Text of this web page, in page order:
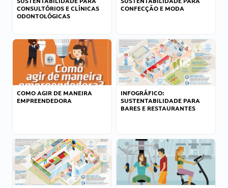
CONSULTÓRIOS E CLÍNICAS
ODONTOLÓGICAS
CONFECÇÃO E MODA
COMO AGIR DE MANEIRA
EMPREENDEDORA
INFOGRÁFICO:
SUSTENTABILIDADE PARA
BARES E RESTAURANTES